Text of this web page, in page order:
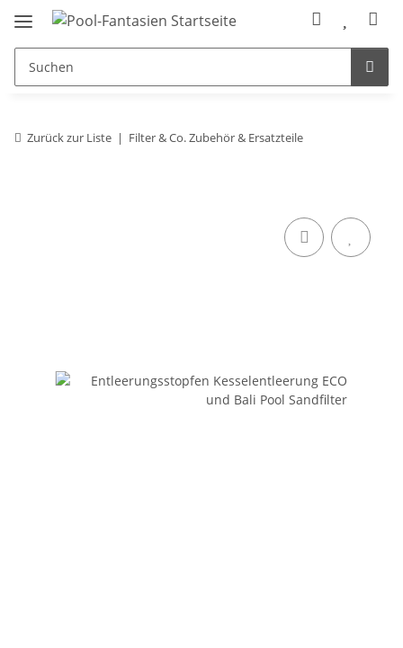
Zurück zur Liste Filter & Co. Zubehör & Ersatzteile